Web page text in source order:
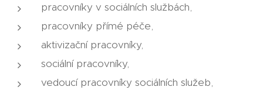
pracovníky v sociálních službách,
pracovníky přímé péče,
aktivizační pracovníky,
sociální pracovníky,
vedoucí pracovníky sociálních služeb,